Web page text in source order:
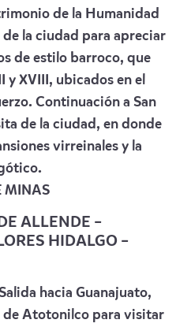
de la Humanidad
la ciudad para apreciar
de estilo barroco, que
y XVIII, ubicados en el
Continuación a San
de la ciudad, en donde
virreinales y la
MINAS
ALLENDE –
HIDALGO –
hacia Guanajuato,
de Atotonilco para visitar